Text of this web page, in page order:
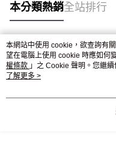
本分類熱銷全站排行
熱門標籤
本網站中使用 cookie，欲查詢有
望在電腦上使用 cookie 時應如何
權條款 」之 Cookie 聲明。您繼
用條款之 Cookie 聲明使用 cookie
了解更多 >